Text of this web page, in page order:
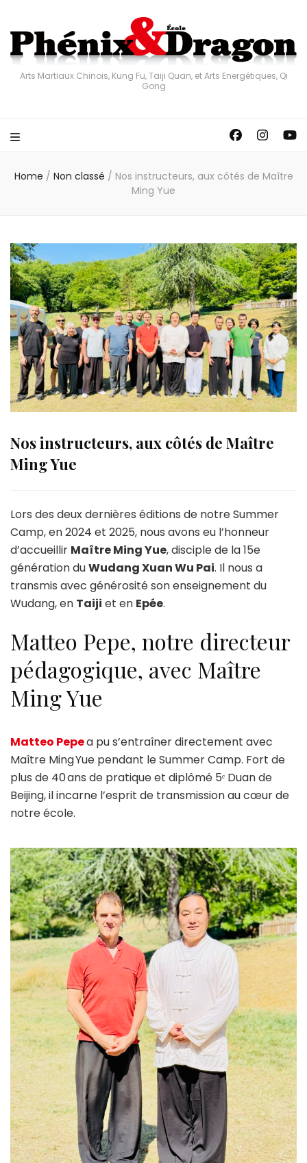
Arts Martiaux Chinois, Kung Fu, Taiji Quan, et Arts Energétiques, Qi
Gong
Home / Non classé / Nos instructeurs, aux côtés de Maître
Ming Yue
Nos instructeurs, aux côtés de Maître
Ming Yue
Lors des deux dernières éditions de notre Summer
Camp, en 2024 et 2025, nous avons eu l’honneur
d’accueillir Maître Ming Yue, disciple de la 15e
génération duWudang Xuan Wu Pai. Il nous a
transmis avec générosité son enseignement du
Wudang, en Taiji et en Epée.
Matteo Pepe, notre directeur
pédagogique, avec Maître
Ming Yue
Matteo Pepea pu s’entraîner directement avec
Maître Ming Yue pendant le Summer Camp. Fort de
plus de 40 ans de pratique et diplômé 5ᵉ Duan de
Beijing, il incarne l’esprit de transmission au cœur de
notre école.